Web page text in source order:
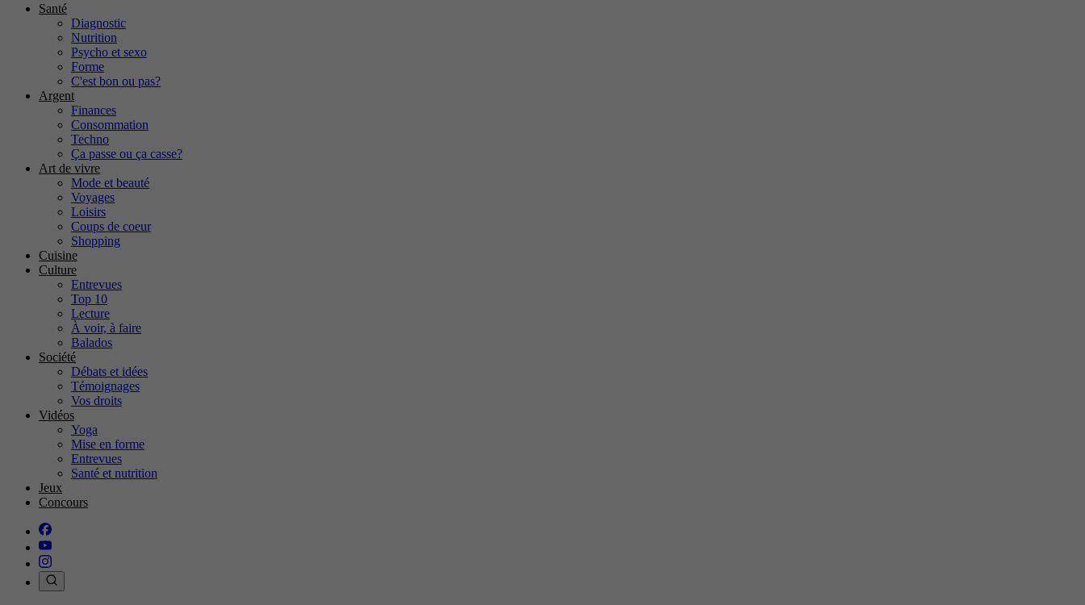
Santé
Diagnostic
Nutrition
Psycho et sexo
Forme
C'est bon ou pas?
Argent
Finances
Consommation
Techno
Ça passe ou ça casse?
Art de vivre
Mode et beauté
Voyages
Loisirs
Coups de coeur
Shopping
Cuisine
Culture
Entrevues
Top 10
Lecture
À voir, à faire
Balados
Société
Débats et idées
Témoignages
Vos droits
Vidéos
Yoga
Mise en forme
Entrevues
Santé et nutrition
Jeux
Concours